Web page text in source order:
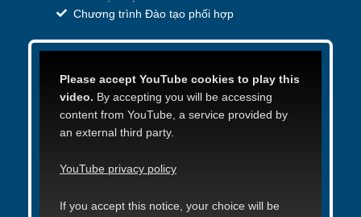
Chương trình Đào tạo phối hợp
Please accept YouTube cookies to play this
video. By accepting you will be accessing
content from YouTube, a service provided by
an external third party.
YouTube privacy policy
If you accept this notice, your choice will be